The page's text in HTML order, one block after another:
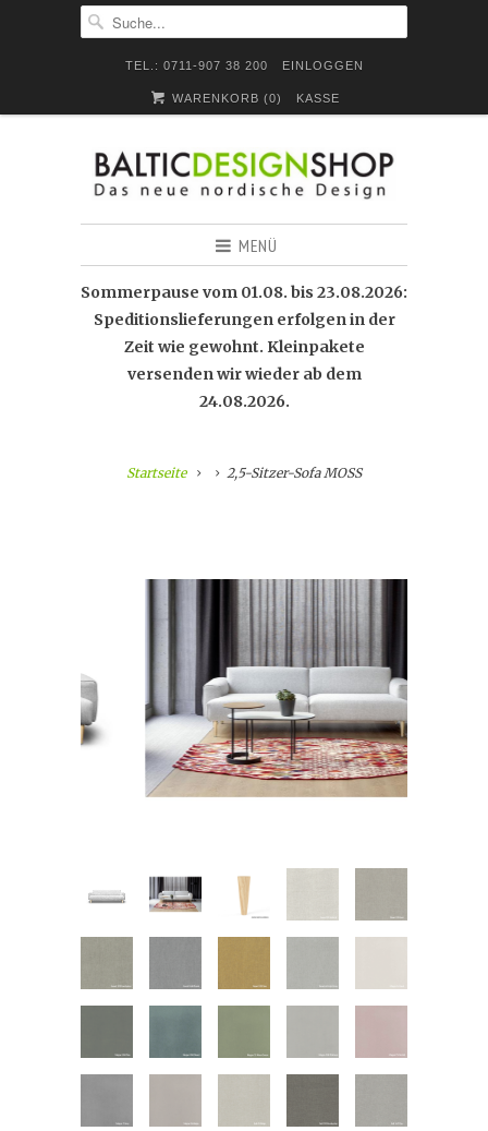
TEL.: 0711-907 38 200 EINLOGGEN
WARENKORB (0) KASSE
MENÜ
Sommerpause vom 01.08. bis 23.08.2026:
Speditionslieferungen erfolgen in der
Zeit wie gewohnt. Kleinpakete
versenden wir wieder ab dem
24.08.2026.
Startseite 2,5-Sitzer-Sofa MOSS